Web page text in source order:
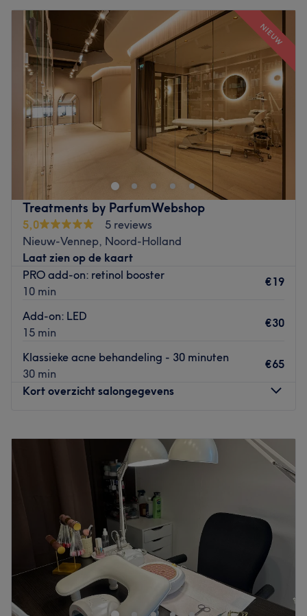
NIEUW
Treatments by ParfumWebshop
5,0
5 reviews
Nieuw-Vennep, Noord-Holland
Laat zien op de kaart
PRO add-on: retinol booster
10 min
€19
Add-on: LED
15 min
€30
Klassieke acne behandeling - 30 minuten
30 min
€65
Kort overzicht salongegevens
10:00
16:00
10:00
16:00
Zaterdag
Gesloten
Zondag
Treatments by ParfumWebshop in Nieuw-Vennep is een
gespecialiseerde huidverbeteringssalon waar
persoonlijke zorg en comfort centraal staan, met als doel
de natuurlijke schoonheid van iedere klant te versterken